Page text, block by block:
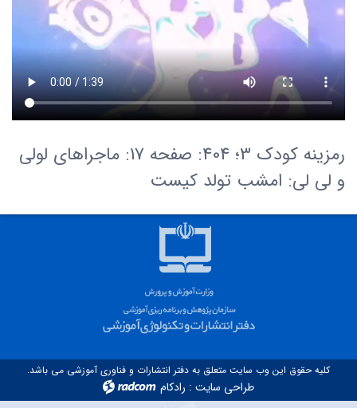
رمزینه کودک 3؛ 404: صفحه 17: ماجراهای لولی
و لی لی: امشب تولد کیست
کلیه حقوق این وب سایت متعلق به دفتر انتشارات و فناوری آموزشی می باشد.
طراحی سایت : رادکام radcom